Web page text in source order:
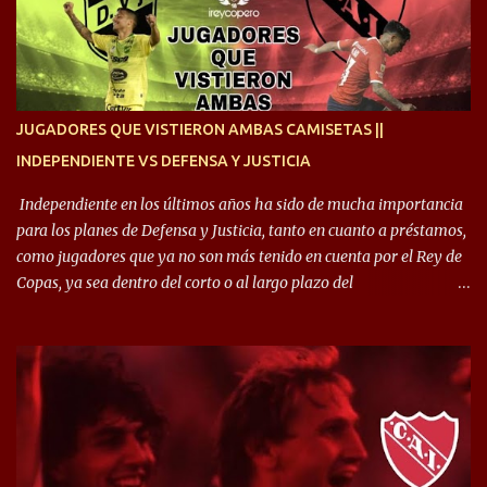
quise dar lo mejor. Si me toca marcharme, estoy agradecido al
hincha”. 🎙️“El equipo hizo un gran trabajo, quedó demostrado en el
resultado. Es nuestro segundo partido, en la pretemporada nos
enfocamos en la preparación física. El grupo está encontrando la
JUGADORES QUE VISTIERON AMBAS CAMISETAS ||
INDEPENDIENTE VS DEFENSA Y JUSTICIA
Independiente en los últimos años ha sido de mucha importancia
para los planes de Defensa y Justicia, tanto en cuanto a préstamos,
como jugadores que ya no son más tenido en cuenta por el Rey de
Copas, ya sea dentro del corto o al largo plazo del
Halcón de Varela, como lo es Brian Romero, quien paso a
préstamo allí durante el último mercado de pases y ha rendido de
gran manera, convirtiendo goles importantes, sobre todo en la
copa sudamericana. Pero no sucedió lo mismo en cuanto al
rendimiento que ha producido en el Rojo. Pasando a jugadores que